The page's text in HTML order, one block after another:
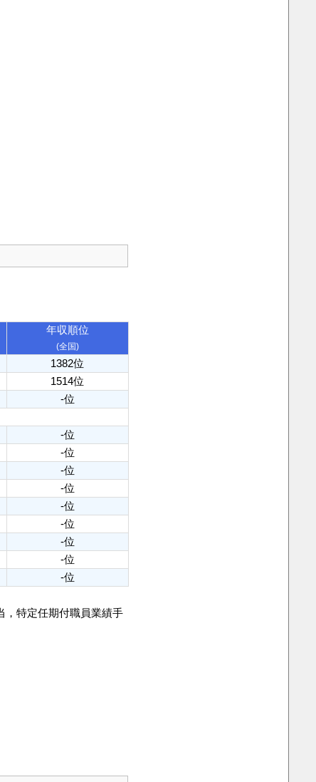
年収順位
(全国)
1382位
1514位
-位
-位
-位
-位
-位
-位
-位
-位
-位
-位
，特定任期付職員業績手